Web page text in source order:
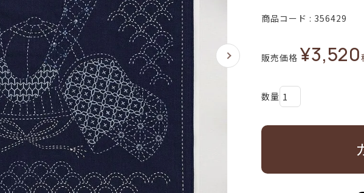
商品コード 356429
販売価格 ¥3,520